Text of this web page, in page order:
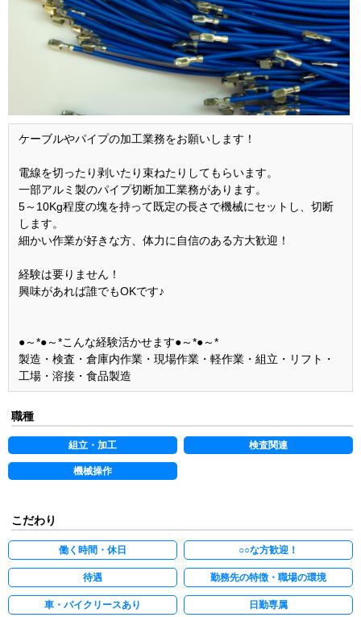
ケーブルやパイプの加工業務をお願いします！
電線を切ったり剥いたり束ねたりしてもらいます。
一部アルミ製のパイプ切断加工業務があります。
5～10Kg程度の塊を持って既定の長さで機械にセットし、切断
します。
細かい作業が好きな方、体力に自信のある方大歓迎！
経験は要りません！
興味があれば誰でもOKです♪
●～*●～*こんな経験活かせます●～*●～*
製造・検査・倉庫内作業・現場作業・軽作業・組立・リフト・
工場・溶接・食品製造
職種
組立・加工 検査関連
機械操作
こだわり
働く時間・休日 ○○な方歓迎！
待遇 勤務先の特徴・職場の環境
車・バイクリースあり 日勤専属